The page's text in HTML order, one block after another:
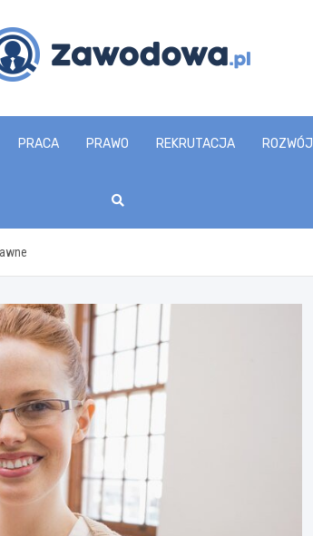
PRACA PRAWO REKRUTACJA ROZWÓJ